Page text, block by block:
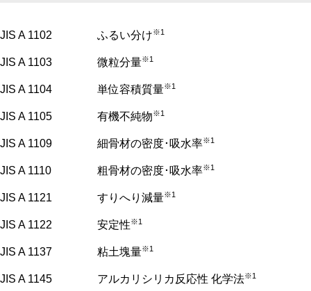
JIS A 1102 ふるい分け※1
JIS A 1103 微粒分量※1
JIS A 1104 単位容積質量※1
JIS A 1105 有機不純物※1
JIS A 1109 細骨材の密度･吸水率※1
JIS A 1110 粗骨材の密度･吸水率※1
JIS A 1121 すりへり減量※1
JIS A 1122 安定性※1
JIS A 1137 粘土塊量※1
JIS A 1145 アルカリシリカ反応性 化学法※1